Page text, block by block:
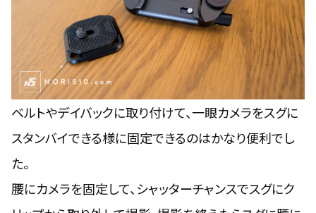
ベルトやデイバックに取り付けて、一眼カメラをスグに
スタンバイできる様に固定できるのはかなり便利でし
た。
腰にカメラを固定して、シャッターチャンスでスグにク